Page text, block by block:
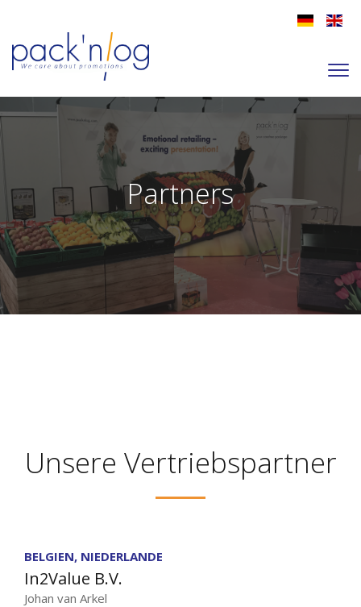
Partners
Unsere Vertriebspartner
BELGIEN, NIEDERLANDE
In2Value B.V.
Johan van Arkel